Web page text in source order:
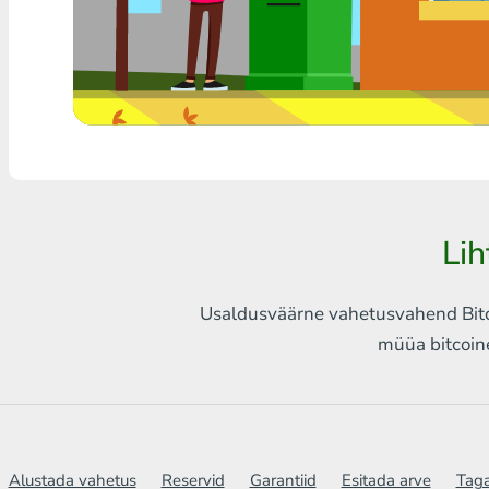
Mistahes pank THB
Visa/MasterCard MDL
Visa/MasterCard AMD
Ripple
Usaldusväärne vahetusvahend
müüa
Alustada vahetus Reservid Garantiid Esitada arve